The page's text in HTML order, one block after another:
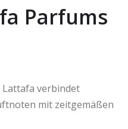
Parfums
Lattafa verbindet
mit zeitgemäßen